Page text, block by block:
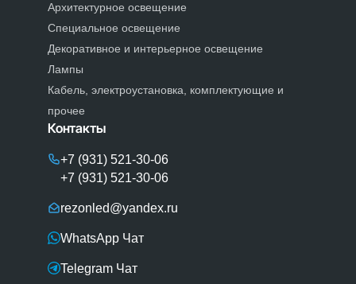
Архитектурное освещение
Специальное освещение
Декоративное и интерьерное освещение
Лампы
Кабель, электроустановка, комплектующие и
прочее
Контакты
+7 (931) 521-30-06
+7 (931) 521-30-06
rezonled@yandex.ru
WhatsApp Чат
Telegram Чат